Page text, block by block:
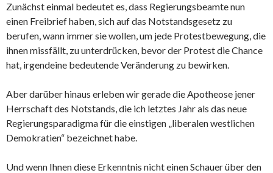
Zunächst einmal bedeutet es, dass Regierungsbeamte nun
einen Freibrief haben, sich auf das Notstandsgesetz zu
berufen, wann immer sie wollen, um jede Protestbewegung, die
ihnen missfällt, zu unterdrücken, bevor der Protest die Chance
hat, irgendeine bedeutende Veränderung zu bewirken.
Aber darüber hinaus erleben wir gerade die Apotheose jener
Herrschaft des Notstands, die ich letztes Jahr als das neue
Regierungsparadigma für die einstigen „liberalen westlichen
Demokratien“ bezeichnet habe.
Und wenn Ihnen diese Erkenntnis nicht einen Schauer über den